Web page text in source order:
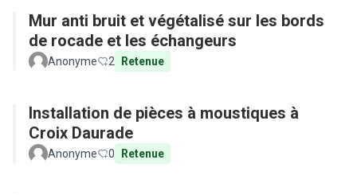
Mur anti bruit et végétalisé sur les bords
de rocade et les échangeurs
Anonyme 2 Retenue
Installation de pièces à moustiques à
Croix Daurade
Anonyme 0 Retenue